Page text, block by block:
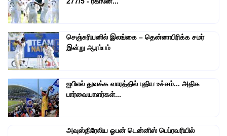
செஞ்சுரியனில் இலங்கை – தென்னாபிரிக்க சமர்
இன்று ஆரம்பம்
ஐபிஎல் துவக்க வாரத்தில் புதிய உச்சம்... அதிக
பார்வையாளர்கள்...
அவுஸ்திரேலிய ஓபன் டென்னிஸ் பெப்ரவரியில்